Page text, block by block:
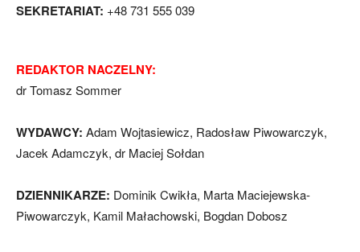
SEKRETARIAT: +48 731 555 039
REDAKTOR NACZELNY:
dr Tomasz Sommer
WYDAWCY: Adam Wojtasiewicz, Radosław Piwowarczyk,
Jacek Adamczyk, dr Maciej Sołdan
DZIENNIKARZE: Dominik Cwikła, Marta Maciejewska-
Piwowarczyk, Kamil Małachowski, Bogdan Dobosz